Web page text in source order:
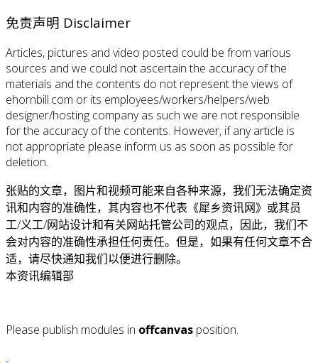
免责声明 Disclaimer
Articles, pictures and video posted could be from various
sources and we could not ascertain the accuracy of the
materials and the contents do not represent the views of
ehornbill.com or its employees/workers/helpers/web
designer/hosting company as such we are not responsible
for the accuracy of the contents. However, if any article is
not appropriate please inform us as soon as possible for
deletion.
张贴的文章，图片和视频可能来自各种来源，我们无法确定资
讯和内容的准确性，其内容也不代表《犀乡资讯网》或其员
工/义工/网站设计和有关网站托管公司的观点，因此，我们不
会对内容的准确性承担任何责任。但是，如果有任何文章不合
适，请尽快通知我们以便进行删除。
本资讯编辑部
Please publish modules in offcanvas position.